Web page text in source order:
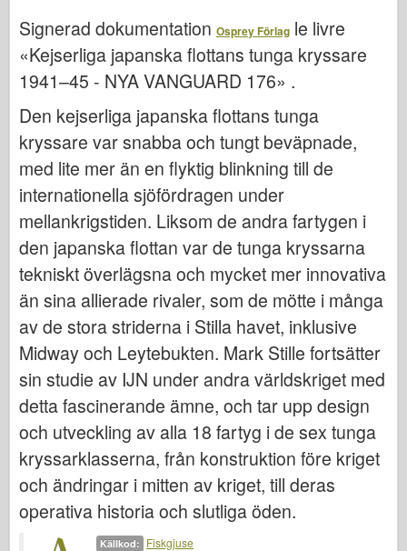
Wydawnictwo Militaria
Maquettes (maquettes)
Ace Modeller
AFV-klubb
Flygvapnet
AZ-modell
Svart hund
Bronco
Cyber-Hobby
Dnepromodel (dnepromodel)
Dragon
Eduard
E.T. Modell
Fina mögel
Tapperhetskrafter
Friulmodel
Signerad dokumentation Osprey Förlag le livre
«Kejserliga japanska flottans tunga kryssare
1941–45 - NYA VANGUARD 176» .
Den kejserliga japanska flottans tunga
kryssare var snabba och tungt beväpnade,
med lite mer än en flyktig blinkning till de
internationella sjöfördragen under
mellankrigstiden. Liksom de andra fartygen i
den japanska flottan var de tunga kryssarna
tekniskt överlägsna och mycket mer innovativa
än sina allierade rivaler, som de mötte i många
av de stora striderna i Stilla havet, inklusive
Midway och Leytebukten. Mark Stille fortsätter
sin studie av IJN under andra världskriget med
detta fascinerande ämne, och tar upp design
och utveckling av alla 18 fartyg i de sex tunga
kryssarklasserna, från konstruktion före kriget
och ändringar i mitten av kriget, till deras
operativa historia och slutliga öden.
Källkod: Fiskgjuse